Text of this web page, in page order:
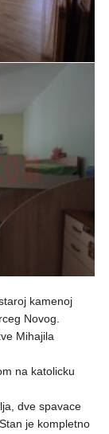
kamenoj
Novog.
Mihajila
na katolicku
dve spavace
je kompletno